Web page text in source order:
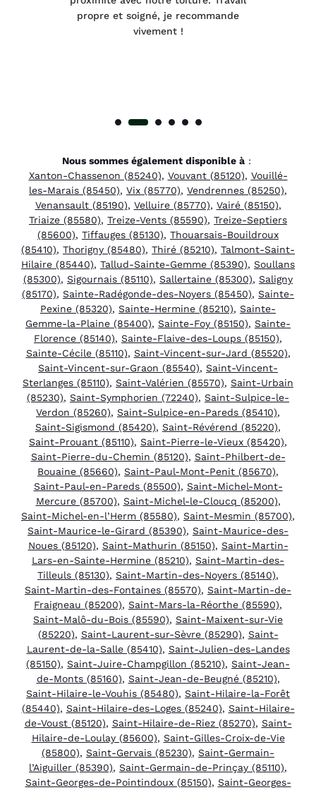
propre et soigné, je recommande
vivement !
Nous sommes également disponible à:
Xanton-Chassenon (85240), Vouvant (85120), Vouillé-
les-Marais (85450), Vix (85770), Vendrennes (85250),
Venansault (85190), Velluire (85770), Vairé (85150),
Triaize (85580), Treize-Vents (85590), Treize-Septiers
(85600), Tiffauges (85130), Thouarsais-Bouildroux
(85410), Thorigny (85480), Thiré (85210), Talmont-Saint-
Hilaire (85440), Tallud-Sainte-Gemme (85390), Soullans
(85300), Sigournais (85110), Sallertaine (85300), Saligny
(85170), Sainte-Radégonde-des-Noyers (85450), Sainte-
Pexine (85320), Sainte-Hermine (85210), Sainte-
Gemme-la-Plaine (85400), Sainte-Foy (85150), Sainte-
Florence (85140), Sainte-Flaive-des-Loups (85150),
Sainte-Cécile (85110), Saint-Vincent-sur-Jard (85520),
Saint-Vincent-sur-Graon (85540), Saint-Vincent-
Sterlanges (85110), Saint-Valérien (85570), Saint-Urbain
(85230), Saint-Symphorien (72240), Saint-Sulpice-le-
Verdon (85260), Saint-Sulpice-en-Pareds (85410),
Saint-Sigismond (85420), Saint-Révérend (85220),
Saint-Prouant (85110), Saint-Pierre-le-Vieux (85420),
Saint-Pierre-du-Chemin (85120), Saint-Philbert-de-
Bouaine (85660), Saint-Paul-Mont-Penit (85670),
Saint-Paul-en-Pareds (85500), Saint-Michel-Mont-
Mercure (85700), Saint-Michel-le-Cloucq (85200),
Saint-Michel-en-l’Herm (85580), Saint-Mesmin (85700),
Saint-Maurice-le-Girard (85390), Saint-Maurice-des-
Noues (85120), Saint-Mathurin (85150), Saint-Martin-
Lars-en-Sainte-Hermine (85210), Saint-Martin-des-
Tilleuls (85130), Saint-Martin-des-Noyers (85140),
Saint-Martin-des-Fontaines (85570), Saint-Martin-de-
Fraigneau (85200), Saint-Mars-la-Réorthe (85590),
Saint-Malô-du-Bois (85590), Saint-Maixent-sur-Vie
(85220), Saint-Laurent-sur-Sèvre (85290), Saint-
Laurent-de-la-Salle (85410), Saint-Julien-des-Landes
(85150), Saint-Juire-Champgillon (85210), Saint-Jean-
de-Monts (85160), Saint-Jean-de-Beugné (85210),
Saint-Hilaire-le-Vouhis (85480), Saint-Hilaire-la-Forêt
(85440), Saint-Hilaire-des-Loges (85240), Saint-Hilaire-
de-Voust (85120), Saint-Hilaire-de-Riez (85270), Saint-
Hilaire-de-Loulay (85600), Saint-Gilles-Croix-de-Vie
(85800), Saint-Gervais (85230), Saint-Germain-
l’Aiguiller (85390), Saint-Germain-de-Prinçay (85110),
Saint-Georges-de-Pointindoux (85150), Saint-Georges-